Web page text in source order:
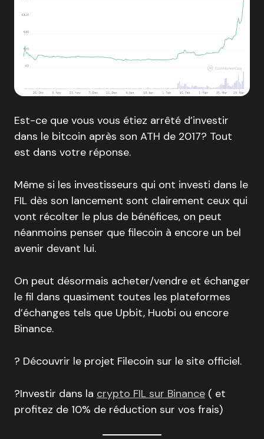
Est-ce que vous vous étiez arrêté d’investir
dans le bitcoin après son ATH de 2017? Tout
est dans votre réponse.
Même si les investisseurs qui ont investi dans le
FIL dès son lancement sont clairement ceux qui
vont récolter le plus de bénéfices, on peut
néanmoins penser que filecoin à encore un bel
avenir devant lui.
On peut désormais acheter/vendre et échanger
le fil dans quasiment toutes les plateformes
d’échanges tels que Upbit, Huobi ou encore
Binance.
? Découvrir le projet Filecoin sur le site officiel.
?Investir dans la crypto FIL sur Binance ( et
profitez de 10% de réduction sur vos frais)